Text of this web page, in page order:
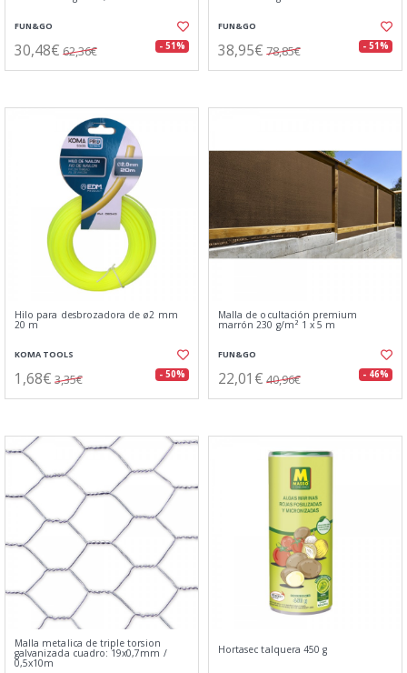
FUN&GO
30,48€ 62,36€ - 51%
FUN&GO
38,95€ 78,85€ - 51%
Hilo para desbrozadora de ø2 mm
20 m
KOMA TOOLS
1,68€ 3,35€ - 50%
Malla de ocultación premium
marrón 230 g/m² 1 x 5 m
FUN&GO
22,01€ 40,96€ - 46%
Malla metalica de triple torsion
galvanizada cuadro: 19x0,7mm /
0,5x10m
Hortasec talquera 450 g